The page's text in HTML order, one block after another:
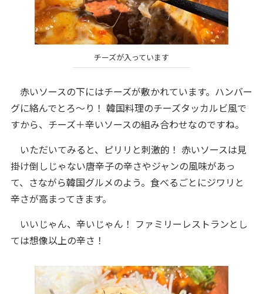
チーズが入っています
赤いソースの下にはチーズが敷かれています。ハンバー
グに絡んでとろ～り！ 韓国料理のチーズタッカルビ風で
すから、チーズ＋辛いソースの組み合わせなのですね。
いただいてみると、ピリリと刺激的！ 赤いソースは見
掛け倒しじゃない唐辛子の辛さやジャンの風味があっ
て、さながら韓国グルメのよう。食べるごとにジワリと
辛さが高まってきます。
いいじゃん、辛いじゃん！ ファミリーレストランとし
ては想像以上の辛さ！